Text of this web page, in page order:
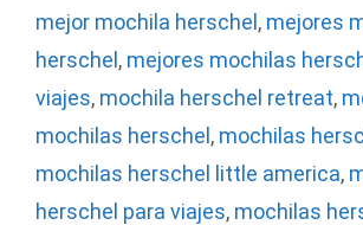
mejor mochila herschel , mejores
herschel , mejores mochilas
viajes, mochila herschel retreat,
mochilas herschel , mochilas
mochilas herschel little america,
herschel para viajes, mochilas